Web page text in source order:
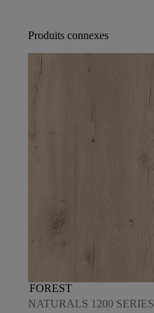
Produits connexes
FOREST
NATURALS 1200 SERIES